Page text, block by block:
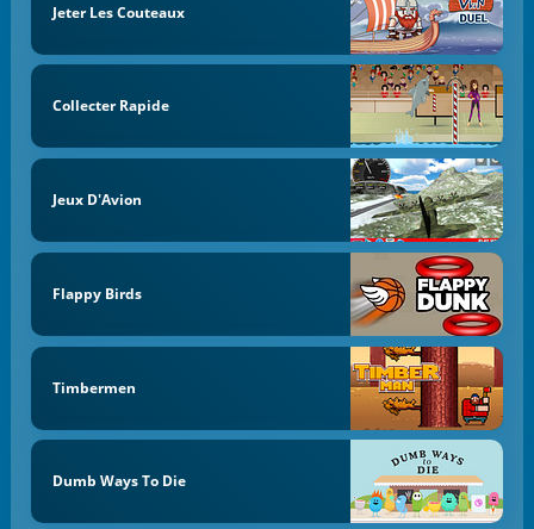
Jeter Les Couteaux
Collecter Rapide
Jeux D'Avion
Flappy Birds
Timbermen
Dumb Ways To Die